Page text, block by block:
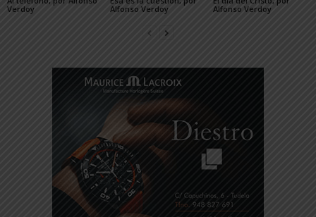
Verdoy
Alfonso Verdoy
Alfonso Verdoy